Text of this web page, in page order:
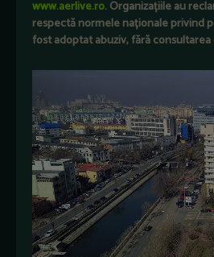
www.aerlive.ro. Organizațiile au
respectă normele naționale privind
fost adoptat abuziv, fără